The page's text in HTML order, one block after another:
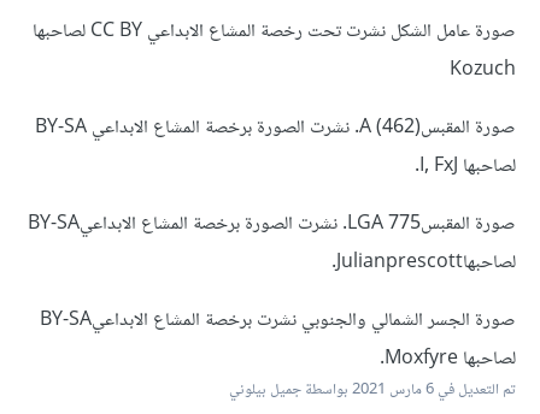
صورة عامل الشكل نشرت تحت رخصة المشاع الابداعي CC BY لصاحبها
Kozuch
صورة المقبسA (462). نشرت الصورة برخصة المشاع الابداعي BY-SA
لصاحبها I, FxJ.
صورة المقبسLGA 775. نشرت الصورة برخصة المشاع الابداعيBY-SA
لصاحبهاJulianprescott.
صورة الجسر الشمالي والجنوبي نشرت برخصة المشاع الابداعيBY-SA
لصاحبها Moxfyre.
تم التعديل في6 مارس 2021 بواسطة جميل بيلوني